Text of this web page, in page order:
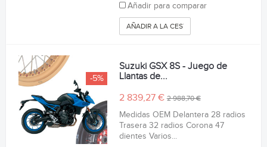
Añadir para comparar
AÑADIR A LA CESTA
-5%
Suzuki GSX 8S - Juego de
Llantas de...
2 839,27 €2 988,70 €
Medidas OEM Delantera 28 radios
Trasera 32 radios Corona 47
dientes Varios...